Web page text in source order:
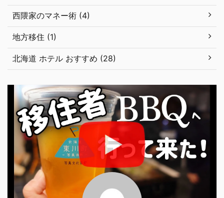
西隈家のマネー術 (4)
地方移住 (1)
北海道 ホテル おすすめ (28)